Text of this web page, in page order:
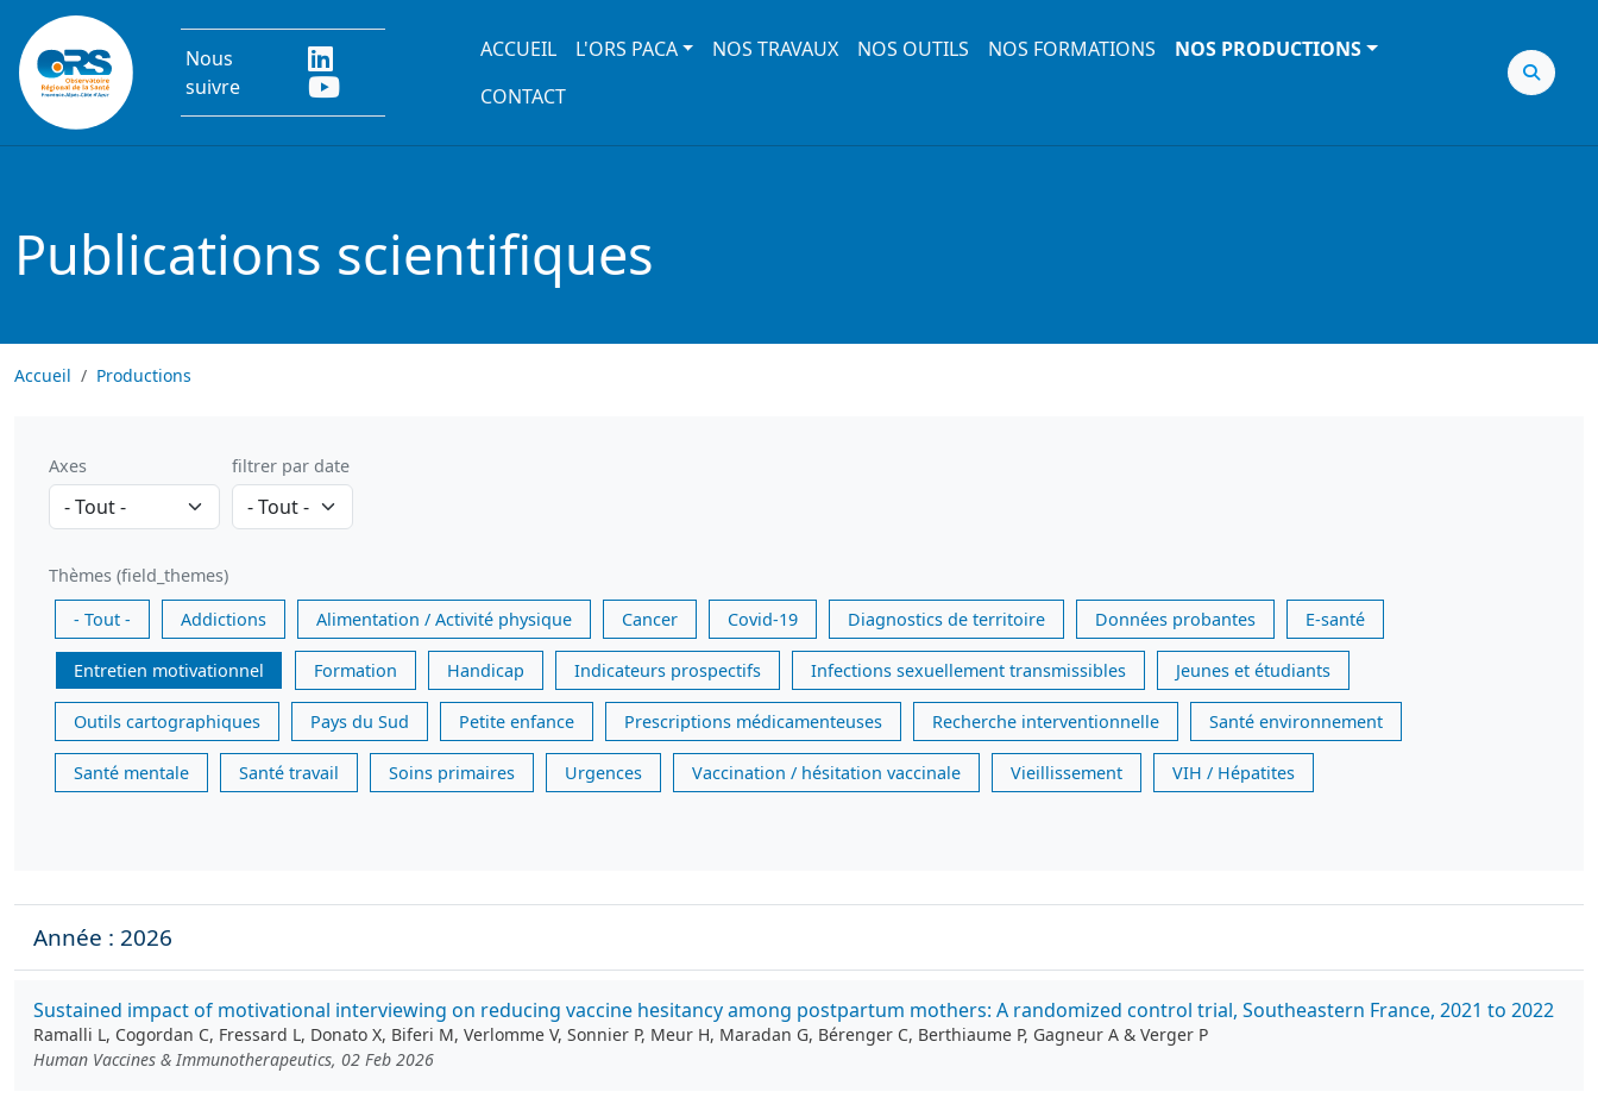
Aller au contenu principal
Nous
suivre
Main navigation
ACCUEIL L'ORS PACA NOS TRAVAUX NOS OUTILS NOS FORMATIONS
NOS PRODUCTIONS
CONTACT
Publications scientifiques
Accueil Productions
Axes filtrer par date
Thèmes (field_themes)
- Tout -
Addictions Alimentation / Activité physique Cancer Covid-19 Diagnostics de territoire Données probantes E-santé
Entretien motivationnel Formation Handicap Indicateurs prospectifs Infections sexuellement transmissibles Jeunes et étudiants
Outils cartographiques Pays du Sud Petite enfance Prescriptions médicamenteuses Recherche interventionnelle Santé environnement
Santé mentale Santé travail Soins primaires Urgences Vaccination / hésitation vaccinale Vieillissement VIH / Hépatites
Année : 2026
Sustained impact of motivational interviewing on reducing vaccine hesitancy among postpartum mothers: A randomized control trial, Southeastern France, 2021 to 2022
Ramalli L, Cogordan C, Fressard L, Donato X, Biferi M, Verlomme V, Sonnier P, Meur H, Maradan G, Bérenger C, Berthiaume P, Gagneur A & Verger P
Human Vaccines & Immunotherapeutics, 02 Feb 2026